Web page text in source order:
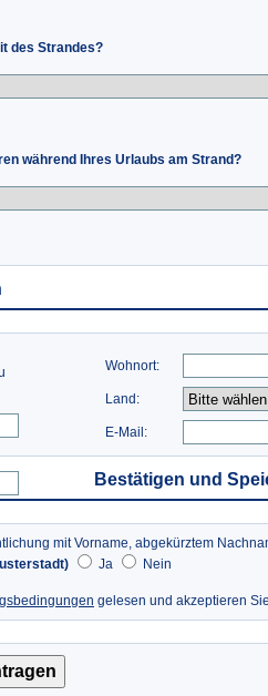
des Strandes?
während Ihres Urlaubs am Strand?
Wohnort:
Land:
E-Mail:
Bestätigen und
mit Vorname, abgekürztem
Ja Nein
gelesen und akzeptieren